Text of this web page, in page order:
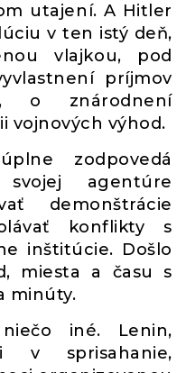
utajení. A Hitler
v ten istý deň,
vlajkou, pod
príjmov
o znárodnení
vojnových výhod.
zodpovedá
agentúre
demonštrácie
konflikty s
inštitúcie. Došlo
miesta a času s
minúty.
iné. Lenin,
v sprisahanie,